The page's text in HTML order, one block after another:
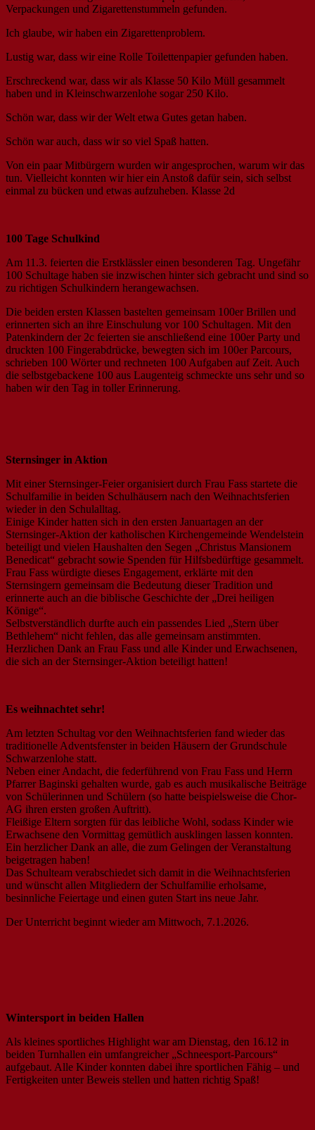
Verpackungen und Zigarettenstummeln gefunden.
Ich glaube, wir haben ein Zigarettenproblem.
Lustig war, dass wir eine Rolle Toilettenpapier gefunden haben.
Erschreckend war, dass wir als Klasse 50 Kilo Müll gesammelt
haben und in Kleinschwarzenlohe sogar 250 Kilo.
Schön war, dass wir der Welt etwa Gutes getan haben.
Schön war auch, dass wir so viel Spaß hatten.
Von ein paar Mitbürgern wurden wir angesprochen, warum wir das
tun. Vielleicht konnten wir hier ein Anstoß dafür sein, sich selbst
einmal zu bücken und etwas aufzuheben. Klasse 2d
100 Tage Schulkind
Am 11.3. feierten die Erstklässler einen besonderen Tag. Ungefähr
100 Schultage haben sie inzwischen hinter sich gebracht und sind so
zu richtigen Schulkindern herangewachsen.
Die beiden ersten Klassen bastelten gemeinsam 100er Brillen und
erinnerten sich an ihre Einschulung vor 100 Schultagen. Mit den
Patenkindern der 2c feierten sie anschließend eine 100er Party und
druckten 100 Fingerabdrücke, bewegten sich im 100er Parcours,
schrieben 100 Wörter und rechneten 100 Aufgaben auf Zeit. Auch
die selbstgebackene 100 aus Laugenteig schmeckte uns sehr und so
haben wir den Tag in toller Erinnerung.
Sternsinger in Aktion
Mit einer Sternsinger-Feier organisiert durch Frau Fass startete die
Schulfamilie in beiden Schulhäusern nach den Weihnachtsferien
wieder in den Schulalltag.
Einige Kinder hatten sich in den ersten Januartagen an der
Sternsinger-Aktion der katholischen Kirchengemeinde Wendelstein
beteiligt und vielen Haushalten den Segen „Christus Mansionem
Benedicat“ gebracht sowie Spenden für Hilfsbedürftige gesammelt.
Frau Fass würdigte dieses Engagement, erklärte mit den
Sternsingern gemeinsam die Bedeutung dieser Tradition und
erinnerte auch an die biblische Geschichte der „Drei heiligen
Könige“.
Selbstverständlich durfte auch ein passendes Lied „Stern über
Bethlehem“ nicht fehlen, das alle gemeinsam anstimmten.
Herzlichen Dank an Frau Fass und alle Kinder und Erwachsenen,
die sich an der Sternsinger-Aktion beteiligt hatten!
Es weihnachtet sehr!
Am letzten Schultag vor den Weihnachtsferien fand wieder das
traditionelle Adventsfenster in beiden Häusern der Grundschule
Schwarzenlohe statt.
Neben einer Andacht, die federführend von Frau Fass und Herrn
Pfarrer Baginski gehalten wurde, gab es auch musikalische Beiträge
von Schülerinnen und Schülern (so hatte beispielsweise die Chor-
AG ihren ersten großen Auftritt).
Fleißige Eltern sorgten für das leibliche Wohl, sodass Kinder wie
Erwachsene den Vormittag gemütlich ausklingen lassen konnten.
Ein herzlicher Dank an alle, die zum Gelingen der Veranstaltung
beigetragen haben!
Das Schulteam verabschiedet sich damit in die Weihnachtsferien
und wünscht allen Mitgliedern der Schulfamilie erholsame,
besinnliche Feiertage und einen guten Start ins neue Jahr.
Der Unterricht beginnt wieder am Mittwoch, 7.1.2026.
Wintersport in beiden Hallen
Als kleines sportliches Highlight war am Dienstag, den 16.12 in
beiden Turnhallen ein umfangreicher „Schneesport-Parcours“
aufgebaut. Alle Kinder konnten dabei ihre sportlichen Fähig – und
Fertigkeiten unter Beweis stellen und hatten richtig Spaß!